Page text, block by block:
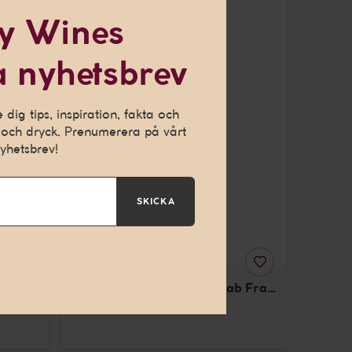
Sauvignon
Cab
Franc
VEGANSK
LÄGG
I Pierre Cab Sauvignon / Cab Franc
Wines
nyhetsbrev
tips, inspiration, fakta och
dryck. Prenumerera på vårt
SKICKA
ge dig en
för att kunna